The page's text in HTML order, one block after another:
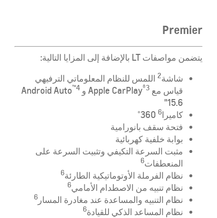
Premier
يتضمن مواصفات LT بالإضافة إلى المزايا التالية:
شاشة2 اللمس للنظام المعلوماتي الترفيهي
قياس مع Apple CarPlay ®️3 و Android Auto ™️4
15.6"
كاميرا6
فتحة سقف بانورامية
بوابة خلفية كهربائية
مثبت السرعة التكيفي وتثبيت السرعة على
المنعطفات6
نظام الفرملة الأوتوماتيكية الطارئة6
نظام تنبيه من الاصطدام الأمامي6
نظام التنبيه والمساعدة عند مغادرة المسار 6
نظام المساعد الذكي للقيادة6